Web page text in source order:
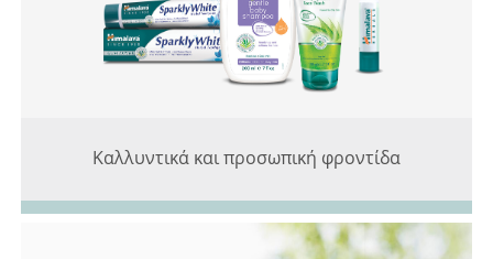
Καλλυντικά και προσωπική φροντίδα